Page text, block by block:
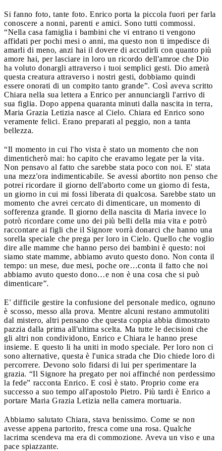
Si fanno foto, tante foto. Enrico porta la piccola fuori per farla
conoscere a nonni, parenti e amici. Sono tutti commossi.
“Nella casa famiglia i bambini che vi entrano ti vengono
affidati per pochi mesi o anni, ma questo non ti impedisce di
amarli di meno, anzi hai il dovere di accudirli con quanto più
amore hai, per lasciare in loro un ricordo dell'amroe che Dio
ha voluto donargli attraverso i tuoi semplici gesti. Dio amerà
questa creatura attraverso i nostri gesti, dobbiamo quindi
essere onorati di un compito tanto grande”. Così aveva scritto
Chiara nella sua lettera a Enrico per annunciargli l'arrivo di
sua figlia. Dopo appena quaranta minuti dalla nascita in terra,
Maria Grazia Letizia nasce al Cielo. Chiara ed Enrico sono
veramente felici. Erano preparati al peggio, non a tanta
bellezza.
“Il momento in cui l'ho vista è stato un momento che non
dimenticherò mai: ho capito che eravamo legate per la vita.
Non pensavo al fatto che sarebbe stata poco con noi. E' stata
una mezz'ora indimenticabile. Se avessi abortito non penso che
potrei ricordare il giorno dell'aborto come un giorno di festa,
un giorno in cui mi fossi liberata di qualcosa. Sarebbe stato un
momento che avrei cercato di dimenticare, un momento di
sofferenza grande. Il giorno della nascita di Maria invece lo
potrò ricordare come uno dei più belli della mia vita e potrò
raccontare ai figli che il Signore vorrà donarci che hanno una
sorella speciale che prega per loro in Cielo. Quello che voglio
dire alle mamme che hanno perso dei bambini è questo: noi
siamo state mamme, abbiamo avuto questo dono. Non conta il
tempo: un mese, due mesi, poche ore…conta il fatto che noi
abbiamo avuto questo dono…e non è una cosa che si può
dimenticare”.
E' difficile gestire la confusione del personale medico, ognuno
è scosso, messo alla prova. Mentre alcuni restano ammutoliti
dal mistero, altri pensano che questa coppia abbia dimostrato
pazzia dalla prima all'ultima scelta. Ma tutte le decisioni che
gli altri non condividono, Enrico e Chiara le hanno prese
insieme. E questo li ha uniti in modo speciale. Per loro non ci
sono alternative, questa è l'unica strada che Dio chiede loro di
percorrere. Devono solo fidarsi di lui per sperimentare la
grazia. “Il Signore ha pregato per noi affinché non perdessimo
la fede” racconta Enrico. E così è stato. Proprio come era
successo a suo tempo all'apostolo Pietro. Più tardi è Enrico a
portare Maria Grazia Letizia nella camera mortuaria.
Abbiamo salutato Chiara, stava benissimo. Come se non
avesse appena partorito, fresca come una rosa. Qualche
lacrima scendeva ma era di commozione. Aveva un viso e una
pace spiazzante.